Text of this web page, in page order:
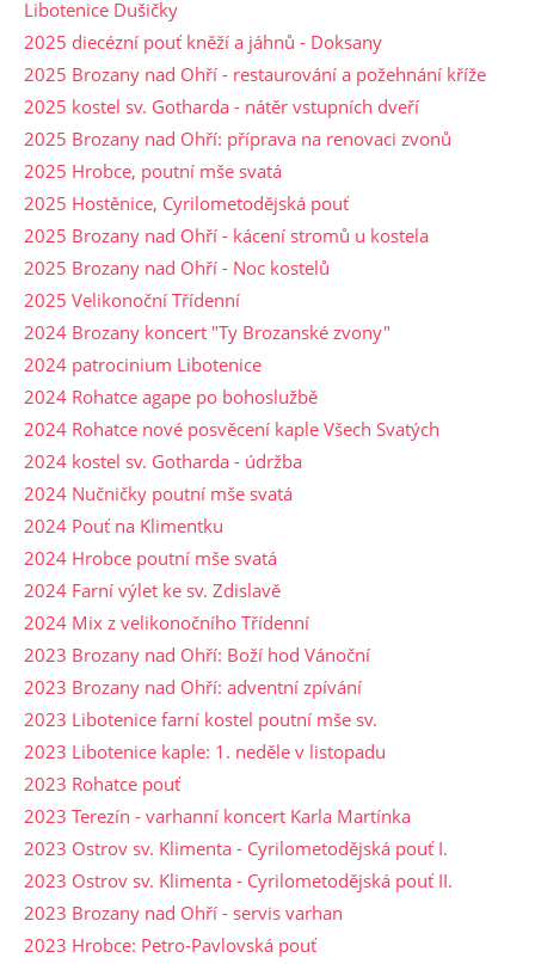
Libotenice Dušičky
2025 diecézní pouť kněží a jáhnů - Doksany
2025 Brozany nad Ohří - restaurování a požehnání kříže
2025 kostel sv. Gotharda - nátěr vstupních dveří
2025 Brozany nad Ohří: příprava na renovaci zvonů
2025 Hrobce, poutní mše svatá
2025 Hostěnice, Cyrilometodějská pouť
2025 Brozany nad Ohří - kácení stromů u kostela
2025 Brozany nad Ohří - Noc kostelů
2025 Velikonoční Třídenní
2024 Brozany koncert "Ty Brozanské zvony"
2024 patrocinium Libotenice
2024 Rohatce agape po bohoslužbě
2024 Rohatce nové posvěcení kaple Všech Svatých
2024 kostel sv. Gotharda - údržba
2024 Nučničky poutní mše svatá
2024 Pouť na Klimentku
2024 Hrobce poutní mše svatá
2024 Farní výlet ke sv. Zdislavě
2024 Mix z velikonočního Třídenní
2023 Brozany nad Ohří: Boží hod Vánoční
2023 Brozany nad Ohří: adventní zpívání
2023 Libotenice farní kostel poutní mše sv.
2023 Libotenice kaple: 1. neděle v listopadu
2023 Rohatce pouť
2023 Terezín - varhanní koncert Karla Martínka
2023 Ostrov sv. Klimenta - Cyrilometodějská pouť I.
2023 Ostrov sv. Klimenta - Cyrilometodějská pouť II.
2023 Brozany nad Ohří - servis varhan
2023 Hrobce: Petro-Pavlovská pouť